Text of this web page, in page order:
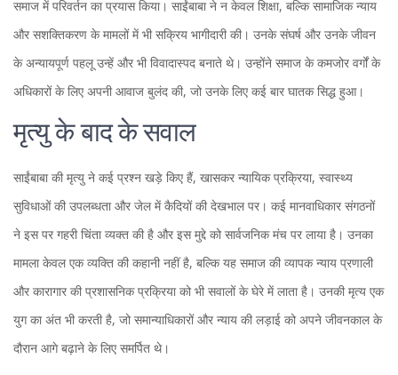
समाज में परिवर्तन का प्रयास किया। साईंबाबा ने न केवल शिक्षा, बल्कि सामाजिक न्याय
और सशक्तिकरण के मामलों में भी सक्रिय भागीदारी की। उनके संघर्ष और उनके जीवन
के अन्यायपूर्ण पहलू उन्हें और भी विवादास्पद बनाते थे। उन्होंने समाज के कमजोर वर्गों के
अधिकारों के लिए अपनी आवाज बुलंद की, जो उनके लिए कई बार घातक सिद्ध हुआ।
मृत्यु के बाद के सवाल
साईंबाबा की मृत्यु ने कई प्रश्न खड़े किए हैं, खासकर न्यायिक प्रक्रिया, स्वास्थ्य
सुविधाओं की उपलब्धता और जेल में कैदियों की देखभाल पर। कई मानवाधिकार संगठनों
ने इस पर गहरी चिंता व्यक्त की है और इस मुद्दे को सार्वजनिक मंच पर लाया है। उनका
मामला केवल एक व्यक्ति की कहानी नहीं है, बल्कि यह समाज की व्यापक न्याय प्रणाली
और कारागार की प्रशासनिक प्रक्रिया को भी सवालों के घेरे में लाता है। उनकी मृत्य एक
युग का अंत भी करती है, जो समान्याधिकारों और न्याय की लड़ाई को अपने जीवनकाल के
दौरान आगे बढ़ाने के लिए समर्पित थे।